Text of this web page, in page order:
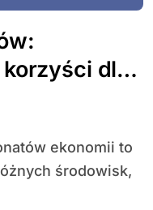
dla
środowisk,